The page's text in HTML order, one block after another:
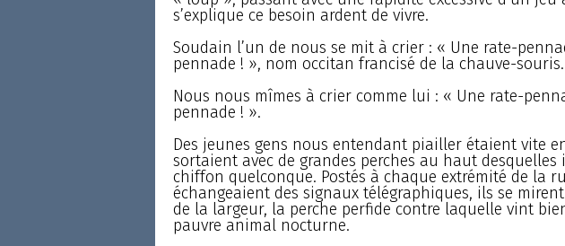
s’explique ce besoin ardent de vivre.
Soudain l’un de nous se mit à crier : « Une rate-
pennade ! », nom occitan francisé de la chauve-souris.
Nous nous mîmes à crier comme lui : « Une rate-
pennade ! ».
Des jeunes gens nous entendant piailler étaient vite
sortaient avec de grandes perches au haut
chiffon quelconque. Postés à chaque extrémité de la
échangeaient des signaux télégraphiques, ils se
de la largeur, la perche perfide contre laquelle vint
pauvre animal nocturne.